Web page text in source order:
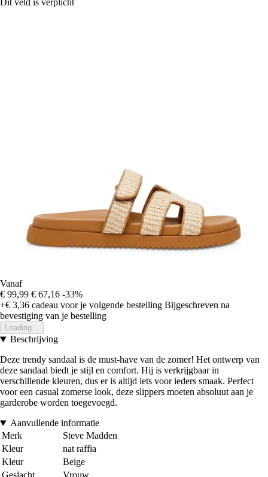
Dit veld is verplicht
Vanaf
€ 99,99 € 67,16 -33%
+€ 3,36 cadeau voor je volgende bestelling Bijgeschreven na
bevestiging van je bestelling
Loading...
Beschrijving
Deze trendy sandaal is de must-have van de zomer! Het ontwerp van
deze sandaal biedt je stijl en comfort. Hij is verkrijgbaar in
verschillende kleuren, dus er is altijd iets voor ieders smaak. Perfect
voor een casual zomerse look, deze slippers moeten absoluut aan je
garderobe worden toegevoegd.
Aanvullende informatie
Merk
Steve Madden
Kleur
nat raffia
Kleur
Beige